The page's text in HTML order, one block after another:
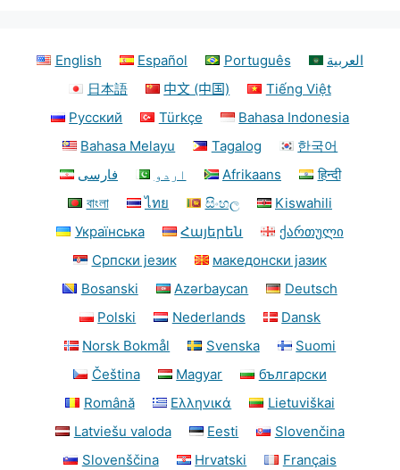
English Español Português
العربية
日本語
中文 (中国)
Tiếng Việt
Русский
Türkçe
Bahasa Indonesia
Bahasa Melayu
Tagalog
한국어
فارسی
اردو Afrikaans
हिन्दी
বাংলা
ไทย සිංහල
Kiswahili
Українська
Հայերեն
ქართული
Српски језик
македонски јазик
Bosanski
Azərbaycan
Deutsch
Polski
Nederlands
Dansk
Norsk Bokmål
Svenska
Suomi
Čeština
Magyar
български
Română
Ελληνικά
Lietuviškai
Latviešu valoda
Eesti
Slovenčina
Slovenščina
Hrvatski Français